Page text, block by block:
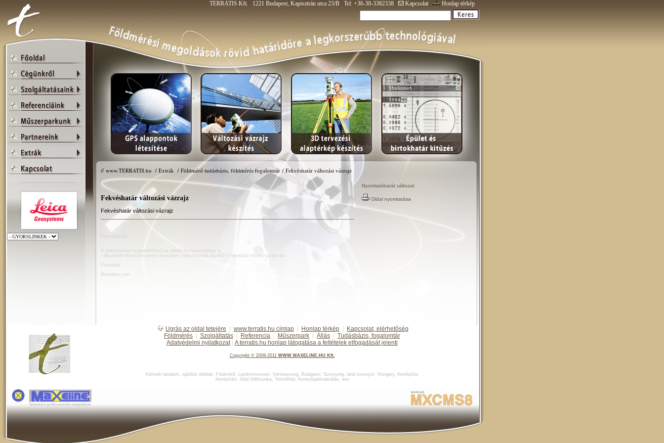
TERRATIS Kft. 1221 Budapest, Kapisztrán utca 23/B Tel: +36-30-3382338 Kapcsolat Honlap térkép
// www.TERRATIS.hu / Extrák / Földmérő tudásbázis, földmérés fogalomtár /Fekvéshatár változási vázrajz
Fekvéshatár változási vázrajz
Fekvéshatár változási vázrajz
A dokumentum megtekinthető az alábbi formátumokban is:
- Microsoft Word Document formátum:
http://terratis.hu/d427-Fekvshatr-vltozsi-vzrajz.doc
Partnerek
MaXeline.com
Nyomtatóbarát változat
Oldal nyomtatása
Ugrás az oldal tetejére www.terratis.hu címlap Honlap térkép
Kapcsolat, elérhetőség
Földmérés
Szolgáltatás Referencia Műszerpark Állás
Tudásbázis, fogalomtár
Adatvédelmi nyilatkozat
A terratis.hu honlap látogatása a feltételek elfogadását jelenti
Copyright©2008-2011 WWW.MAXELINE.HU Kft.
Kiemelt tartalom, ajánlott oldalak: Földmérő, Landvermesser, Vermessung, Budapest , Surveying, land surveyor, Hungary, Kertépítés
Kertépítés , Gépi földmunka, Termőföld , Keresőoptimalizálás , seo